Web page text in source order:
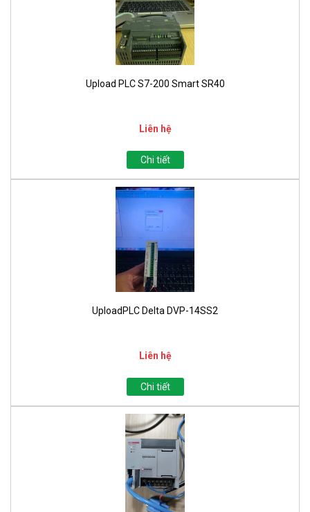
Upload PLC S7-200 Smart SR40
Liên hệ
Chi tiết
UploadPLC Delta DVP-14SS2
Liên hệ
Chi tiết